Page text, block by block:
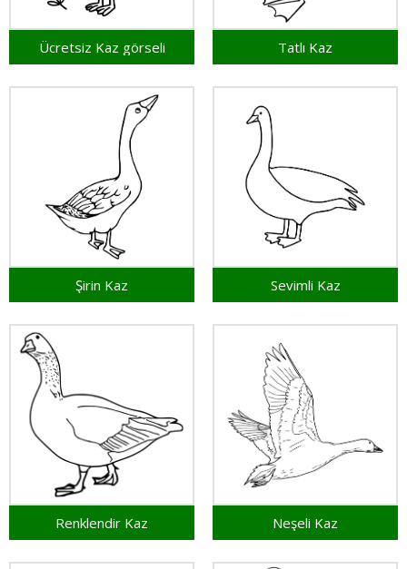
Ücretsiz Kaz görseli Tatlı Kaz
Şirin Kaz Sevimli Kaz
Renklendir Kaz Neşeli Kaz